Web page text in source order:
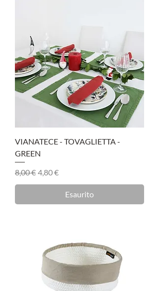
VIANATECE - TOVAGLIETTA -
GREEN
Prezzo regolare
8,00 € Prezzo scontato
4,80 €
Esaurito